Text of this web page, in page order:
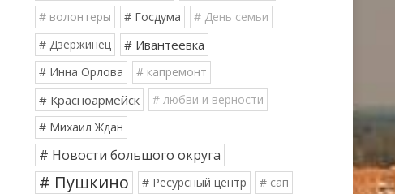
# волонтеры
# Госдума
# День семьи
# Дзержинец
# Ивантеевка
# Инна Орлова # капремонт
# Красноармейск
# любви и верности
# Михаил Ждан
# Новости большого округа
# Пушкино # Ресурсный центр
# сап